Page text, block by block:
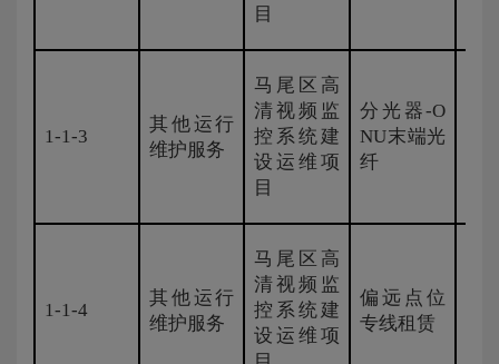
目
1-1-3
其他运行
维护服务
马尾区高
清视频监
控系统建
设运维项
目
分光器-O
NU末端光
纤
1-1-4
其他运行
维护服务
马尾区高
清视频监
控系统建
设运维项
偏远点位
专线租赁